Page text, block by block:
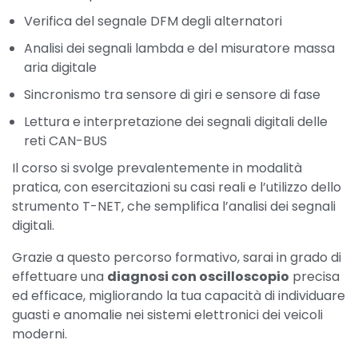
Verifica del segnale DFM degli alternatori
Analisi dei segnali lambda e del misuratore massa
aria digitale
Sincronismo tra sensore di giri e sensore di fase
Lettura e interpretazione dei segnali digitali delle
reti CAN-BUS
Il corso si svolge prevalentemente in modalità
pratica, con esercitazioni su casi reali e l’utilizzo dello
strumento T-NET, che semplifica l’analisi dei segnali
digitali.
Grazie a questo percorso formativo, sarai in grado di
effettuare una diagnosi con oscilloscopio precisa
ed efficace, migliorando la tua capacità di individuare
guasti e anomalie nei sistemi elettronici dei veicoli
moderni.